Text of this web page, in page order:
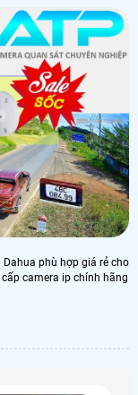
Dahua phù hợp giá rẻ cho
camera ip chính hãng